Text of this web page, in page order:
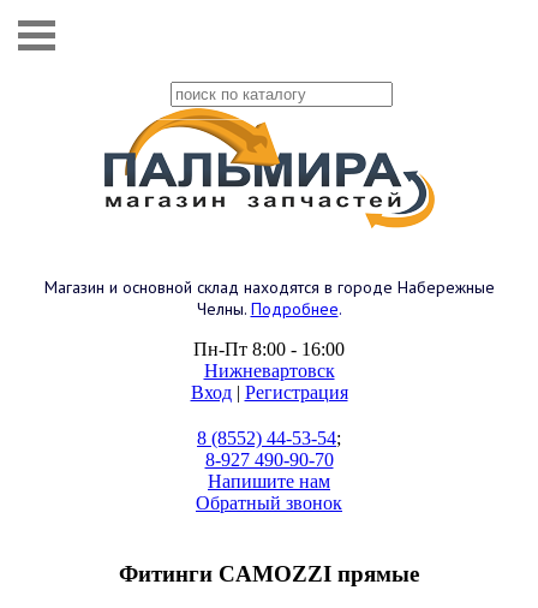
Магазин и основной склад находятся в городе Набережные
Челны. Подробнее.
Пн-Пт 8:00 - 16:00
Нижневартовск
Вход| Регистрация
8 (8552) 44-53-54;
8-927 490-90-70
Напишите нам
Обратный звонок
Фитинги CAMOZZI прямые